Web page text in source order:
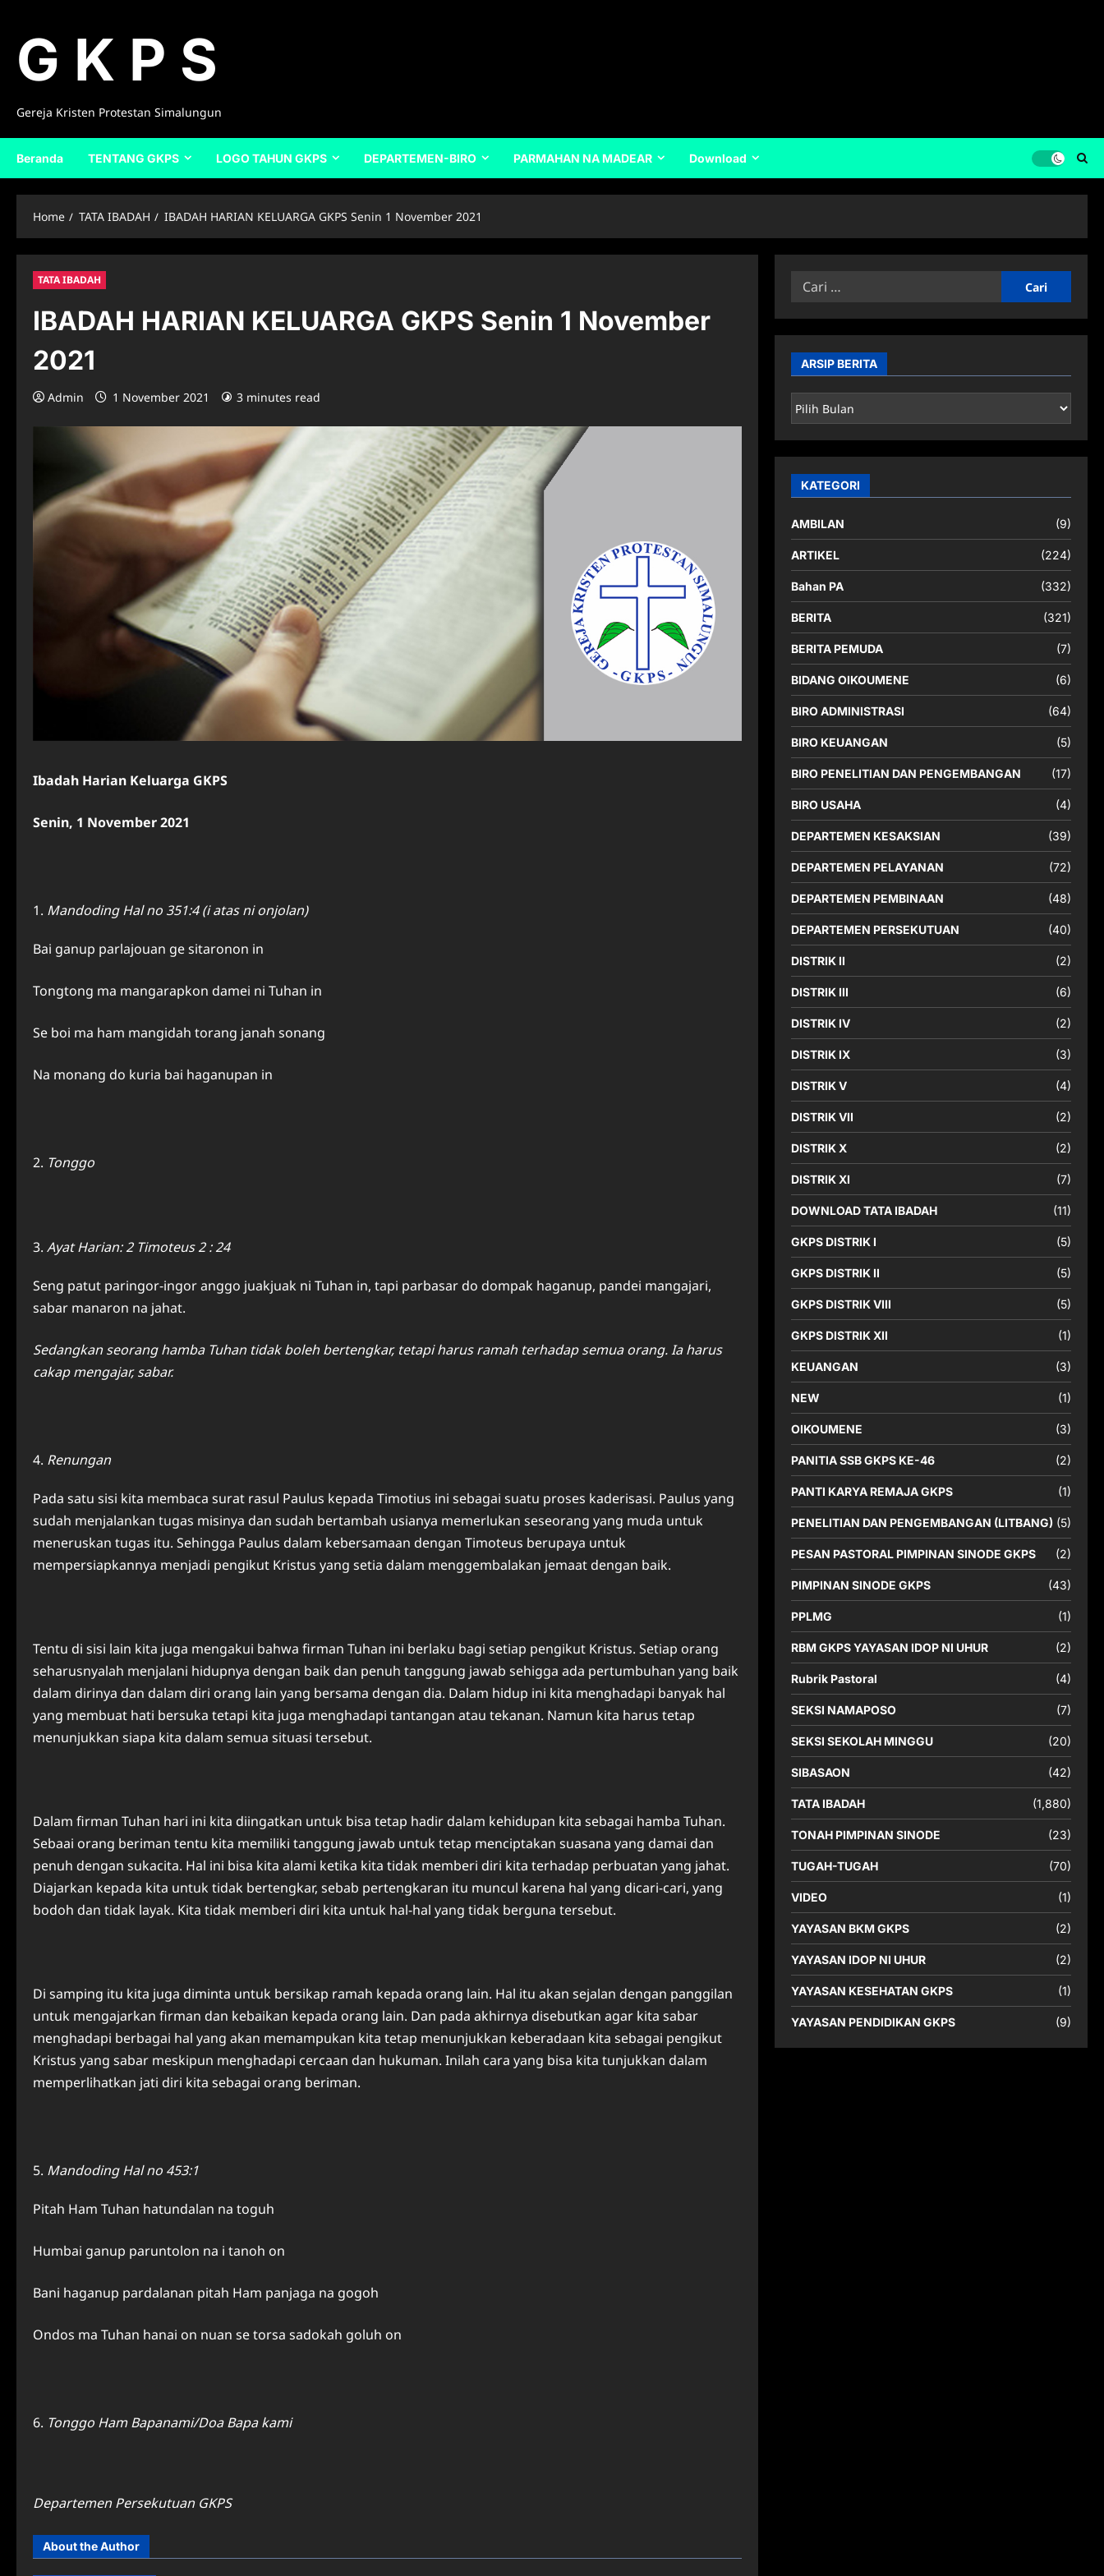
contentG K P S
Gereja Kristen Protestan Simalungun
Beranda TENTANG GKPS LOGO TAHUN GKPS DEPARTEMEN-BIRO PARMAHAN NA MADEAR Download
Home TATA IBADAH IBADAH HARIAN KELUARGA GKPS Senin 1 November 2021
TATA IBADAH
IBADAH HARIAN KELUARGA GKPS Senin 1 November
2021
Admin 1 November 2021 3 minutes read
Ibadah Harian Keluarga GKPS
Senin, 1 November 2021
Mandoding Hal no 351:4 (i atas ni onjolan)
Bai ganup parlajouan ge sitaronon in
Tongtong ma mangarapkon damei ni Tuhan in
Se boi ma ham mangidah torang janah sonang
Na monang do kuria bai haganupan in
Tonggo
Ayat Harian: 2 Timoteus 2 : 24
Seng patut paringor-ingor anggo juakjuak ni Tuhan in, tapi parbasar do dompak haganup, pandei mangajari,
sabar manaron na jahat.
Sedangkan seorang hamba Tuhan tidak boleh bertengkar, tetapi harus ramah terhadap semua orang. Ia harus
cakap mengajar, sabar.
Renungan
Pada satu sisi kita membaca surat rasul Paulus kepada Timotius ini sebagai suatu proses kaderisasi. Paulus yang
sudah menjalankan tugas misinya dan sudah bertambah usianya memerlukan seseorang yang muda untuk
meneruskan tugas itu. Sehingga Paulus dalam kebersamaan dengan Timoteus berupaya untuk
mempersiapkannya menjadi pengikut Kristus yang setia dalam menggembalakan jemaat dengan baik.
Tentu di sisi lain kita juga mengakui bahwa firman Tuhan ini berlaku bagi setiap pengikut Kristus. Setiap orang
seharusnyalah menjalani hidupnya dengan baik dan penuh tanggung jawab sehigga ada pertumbuhan yang baik
dalam dirinya dan dalam diri orang lain yang bersama dengan dia. Dalam hidup ini kita menghadapi banyak hal
yang membuat hati bersuka tetapi kita juga menghadapi tantangan atau tekanan. Namun kita harus tetap
menunjukkan siapa kita dalam semua situasi tersebut.
Dalam firman Tuhan hari ini kita diingatkan untuk bisa tetap hadir dalam kehidupan kita sebagai hamba Tuhan.
Sebaai orang beriman tentu kita memiliki tanggung jawab untuk tetap menciptakan suasana yang damai dan
penuh dengan sukacita. Hal ini bisa kita alami ketika kita tidak memberi diri kita terhadap perbuatan yang jahat.
Diajarkan kepada kita untuk tidak bertengkar, sebab pertengkaran itu muncul karena hal yang dicari-cari, yang
bodoh dan tidak layak. Kita tidak memberi diri kita untuk hal-hal yang tidak berguna tersebut.
Di samping itu kita juga diminta untuk bersikap ramah kepada orang lain. Hal itu akan sejalan dengan panggilan
untuk mengajarkan firman dan kebaikan kepada orang lain. Dan pada akhirnya disebutkan agar kita sabar
menghadapi berbagai hal yang akan memampukan kita tetap menunjukkan keberadaan kita sebagai pengikut
Kristus yang sabar meskipun menghadapi cercaan dan hukuman. Inilah cara yang bisa kita tunjukkan dalam
memperlihatkan jati diri kita sebagai orang beriman.
Mandoding Hal no 453:1
Pitah Ham Tuhan hatundalan na toguh
Humbai ganup paruntolon na i tanoh on
Bani haganup pardalanan pitah Ham panjaga na gogoh
Ondos ma Tuhan hanai on nuan se torsa sadokah goluh on
Tonggo Ham Bapanami/Doa Bapa kami
Departemen Persekutuan GKPS
About the Author
Cari
ARSIP BERITA
ARSIP
BERITA
KATEGORI
AMBILAN (9)
ARTIKEL (224)
Bahan PA (332)
BERITA (321)
BERITA PEMUDA (7)
BIDANG OIKOUMENE (6)
BIRO ADMINISTRASI (64)
BIRO KEUANGAN (5)
BIRO PENELITIAN DAN PENGEMBANGAN (17)
BIRO USAHA (4)
DEPARTEMEN KESAKSIAN (39)
DEPARTEMEN PELAYANAN (72)
DEPARTEMEN PEMBINAAN (48)
DEPARTEMEN PERSEKUTUAN (40)
DISTRIK II (2)
DISTRIK III (6)
DISTRIK IV (2)
DISTRIK IX (3)
DISTRIK V (4)
DISTRIK VII (2)
DISTRIK X (2)
DISTRIK XI (7)
DOWNLOAD TATA IBADAH (11)
GKPS DISTRIK I (5)
GKPS DISTRIK II (5)
GKPS DISTRIK VIII (5)
GKPS DISTRIK XII (1)
KEUANGAN (3)
NEW (1)
OIKOUMENE (3)
PANITIA SSB GKPS KE-46 (2)
PANTI KARYA REMAJA GKPS (1)
PENELITIAN DAN PENGEMBANGAN (LITBANG) (5)
PESAN PASTORAL PIMPINAN SINODE GKPS (2)
PIMPINAN SINODE GKPS (43)
PPLMG (1)
RBM GKPS YAYASAN IDOP NI UHUR (2)
Rubrik Pastoral (4)
SEKSI NAMAPOSO (7)
SEKSI SEKOLAH MINGGU (20)
SIBASAON (42)
TATA IBADAH (1,880)
TONAH PIMPINAN SINODE (23)
TUGAH-TUGAH (70)
VIDEO (1)
YAYASAN BKM GKPS (2)
YAYASAN IDOP NI UHUR (2)
YAYASAN KESEHATAN GKPS (1)
YAYASAN PENDIDIKAN GKPS (9)